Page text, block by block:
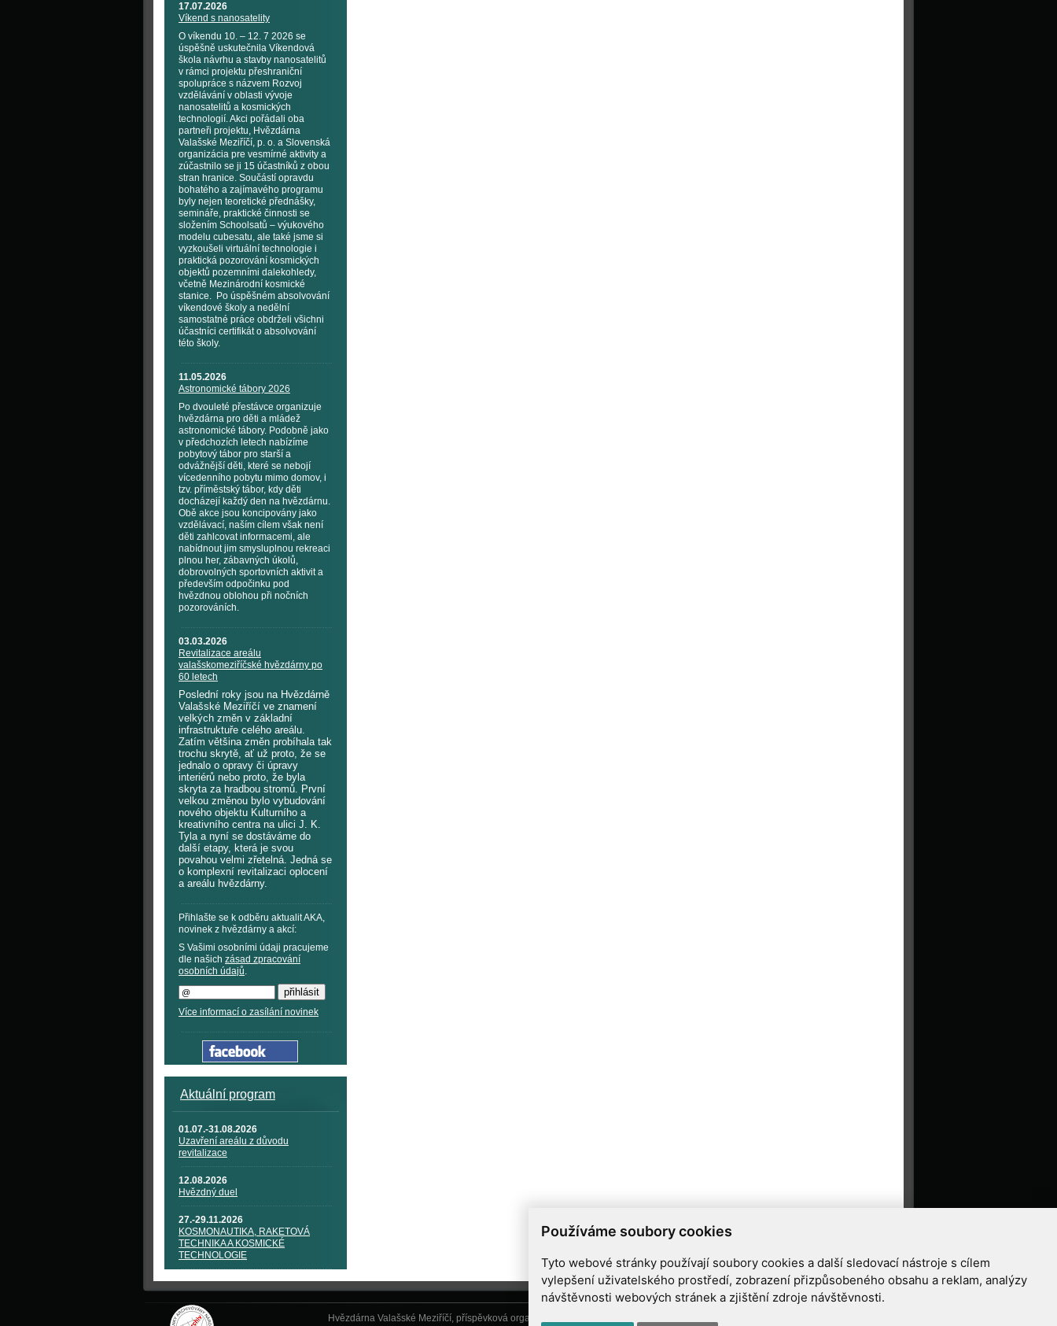
Používáme soubory cookies
Tyto webové stránky používají soubory cookies a další sledovací nástroje s cílem
vylepšení uživatelského prostředí, zobrazení přizpůsobeného obsahu a reklam, analýzy
návštěvnosti webových stránek a zjištění zdroje návštěvnosti.
17.07.2026
Víkend s nanosatelity
O víkendu 10. – 12. 7 2026 se
úspěšně uskutečnila Víkendová
škola návrhu a stavby nanosatelitů
v rámci projektu přeshraniční
spolupráce s názvem Rozvoj
vzdělávání v oblasti vývoje
nanosatelitů a kosmických
technologií. Akci pořádali oba
partneři projektu, Hvězdárna
Valašské Meziříčí, p. o. a Slovenská
organizácia pre vesmírné aktivity a
zúčastnilo se ji 15 účastníků z obou
stran hranice. Součástí opravdu
bohatého a zajímavého programu
byly nejen teoretické přednášky,
semináře, praktické činnosti se
složením Schoolsatů – výukového
modelu cubesatu, ale také jsme si
vyzkoušeli virtuální technologie i
praktická pozorování kosmických
objektů pozemními dalekohledy,
včetně Mezinárodní kosmické
stanice. Po úspěšném absolvování
víkendové školy a nedělní
samostatné práce obdrželi všichni
účastníci certifikát o absolvování
této školy.
11.05.2026
Astronomické tábory 2026
Po dvouleté přestávce organizuje
hvězdárna pro děti a mládež
astronomické tábory. Podobně jako
v předchozích letech nabízíme
pobytový tábor pro starší a
odvážnější děti, které se nebojí
vícedenního pobytu mimo domov, i
tzv. příměstský tábor, kdy děti
docházejí každý den na hvězdárnu.
Obě akce jsou koncipovány jako
vzdělávací, naším cílem však není
děti zahlcovat informacemi, ale
nabídnout jim smysluplnou rekreaci
plnou her, zábavných úkolů,
dobrovolných sportovních aktivit a
především odpočinku pod
hvězdnou oblohou při nočních
pozorováních.
03.03.2026
Revitalizace areálu
valašskomeziříčské hvězdárny po
60 letech
Poslední roky jsou na Hvězdárně
Valašské Meziříčí ve znamení
velkých změn v základní
infrastruktuře celého areálu.
Zatím většina změn probíhala tak
trochu skrytě, ať už proto, že se
jednalo o opravy či úpravy
interiérů nebo proto, že byla
skryta za hradbou stromů. První
velkou změnou bylo vybudování
nového objektu Kulturního a
kreativního centra na ulici J. K.
Tyla a nyní se dostáváme do
další etapy, která je svou
povahou velmi zřetelná. Jedná se
o komplexní revitalizaci oplocení
a areálu hvězdárny.
Přihlašte se k odběru aktualit AKA,
novinek z hvězdárny a akcí:
S Vašimi osobními údaji pracujeme
dle našich zásad zpracování
osobních údajů.
Více informací o zasílání novinek
Aktuální program
01.07.-31.08.2026
Uzavření areálu z důvodu
revitalizace
12.08.2026
Hvězdný duel
27.-29.11.2026
KOSMONAUTIKA, RAKETOVÁ
TECHNIKA A KOSMICKÉ
TECHNOLOGIE
Hvězdárna Valašské Meziříčí, příspěvková organizace, Vsetínská 78, 757 01 Valašské Meziříčí